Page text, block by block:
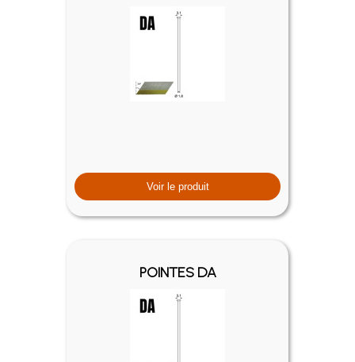
Voir le produit
POINTES DA